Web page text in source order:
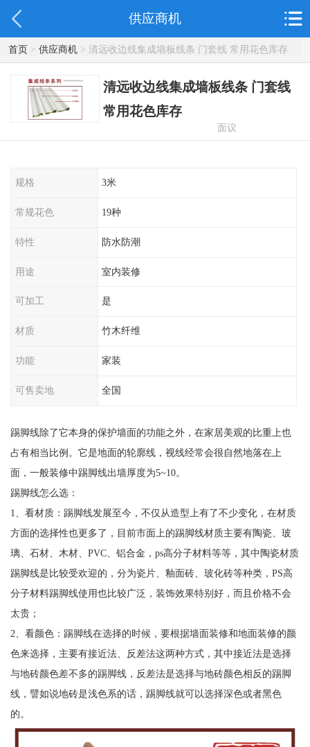
供应商机
首页> 供应商机> 清远收边线集成墙板线条 门套线 常用花色库存
清远收边线集成墙板线条 门套线
常用花色库存
面议
规格 3米
常规花色 19种
特性 防水防潮
用途 室内装修
可加工 是
材质 竹木纤维
功能 家装
可售卖地 全国
踢脚线除了它本身的保护墙面的功能之外，在家居美观的比重上也
占有相当比例。它是地面的轮廓线，视线经常会很自然地落在上
面，一般装修中踢脚线出墙厚度为5~10。
踢脚线怎么选：
1、看材质：踢脚线发展至今，不仅从造型上有了不少变化，在材质
方面的选择性也更多了，目前市面上的踢脚线材质主要有陶瓷、玻
璃、石材、木材、PVC、铝合金，ps高分子材料等等，其中陶瓷材质
踢脚线是比较受欢迎的，分为瓷片、釉面砖、玻化砖等种类，PS高
分子材料踢脚线使用也比较广泛，装饰效果特别好，而且价格不会
太贵；
2、看颜色：踢脚线在选择的时候，要根据墙面装修和地面装修的颜
色来选择，主要有接近法、反差法这两种方式，其中接近法是选择
与地砖颜色差不多的踢脚线，反差法是选择与地砖颜色相反的踢脚
线，譬如说地砖是浅色系的话，踢脚线就可以选择深色或者黑色
的。